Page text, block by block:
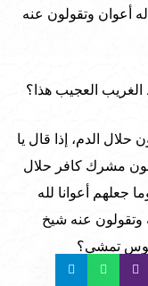
أعوان وتقولون عنه
الغريب العجيب هذا؟
حلال الدم، إذا قال يا
مشرك كافر حلال
جعلهم أعوانا لله
وتقولون عنه شيخ
تمشي؟